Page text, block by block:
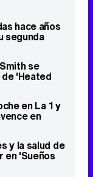
hace años
segunda
se
'Heated
en La 1 y
en
y la salud de
en 'Sueños